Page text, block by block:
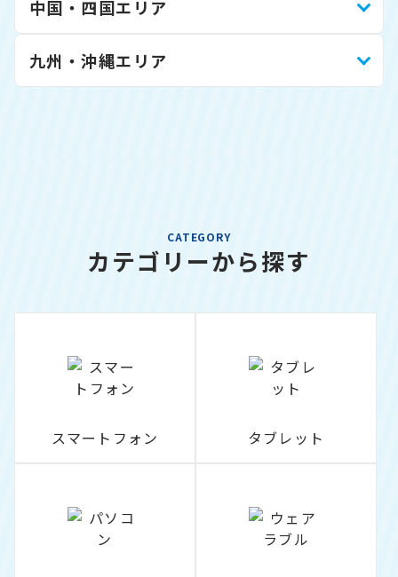
中国・四国エリア
九州・沖縄エリア
CATEGORY
カテゴリーから探す
スマートフォン タブレット